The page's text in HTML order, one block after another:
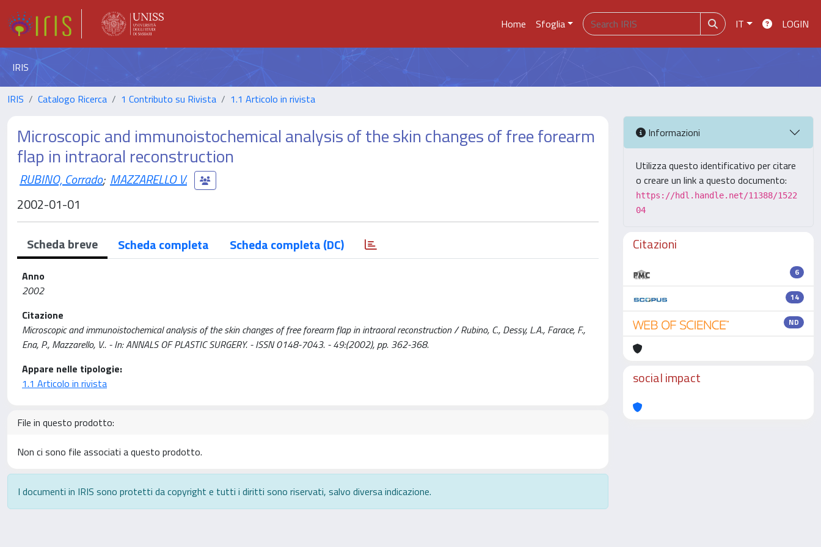
Home Sfoglia IT LOGIN
IRIS
IRIS Catalogo Ricerca 1 Contributo su Rivista 1.1 Articolo in rivista
Microscopic and immunoistochemical analysis of the skin changes of free forearm
flap in intraoral reconstruction
RUBINO, Corrado; MAZZARELLO V.
2002-01-01
Scheda breve Scheda completa Scheda completa (DC)
Anno
2002
Citazione
Microscopic and immunoistochemical analysis of the skin changes of free forearm flap in intraoral reconstruction / Rubino, C., Dessy, L.A., Farace, F.,
Ena, P., Mazzarello, V.. - In: ANNALS OF PLASTIC SURGERY. - ISSN 0148-7043. - 49:(2002), pp. 362-368.
Appare nelle tipologie:
1.1 Articolo in rivista
File in questo prodotto:
Non ci sono file associati a questo prodotto.
I documenti in IRIS sono protetti da copyright e tutti i diritti sono riservati, salvo diversa indicazione.
Informazioni
Utilizza questo identificativo per citare
o creare un link a questo documento:
https://hdl.handle.net/11388/1522
04
Citazioni
6
14
ND
social impact